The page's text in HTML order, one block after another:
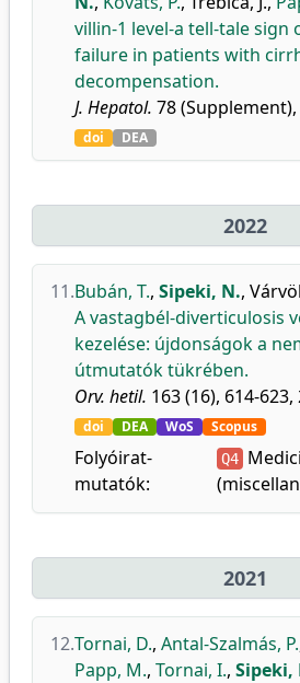
villin-1 level-a tell-tale
failure in patients with
decompensation.
J. Hepatol. 78 (Supplement),
doi DEA
2022
11.Bubán, T., Sipeki, N.,
A vastagbél-diverticulosis
kezelése: újdonságok a
útmutatók tükrében.
Orv. hetil. 163 (16), 614-623,
doi DEA WoS Scopus
Folyóirat-
mutatók:
Q4
2021
12.Tornai, D., Antal-Szalmás, P.
Papp, M., Tornai, I., Sipeki,